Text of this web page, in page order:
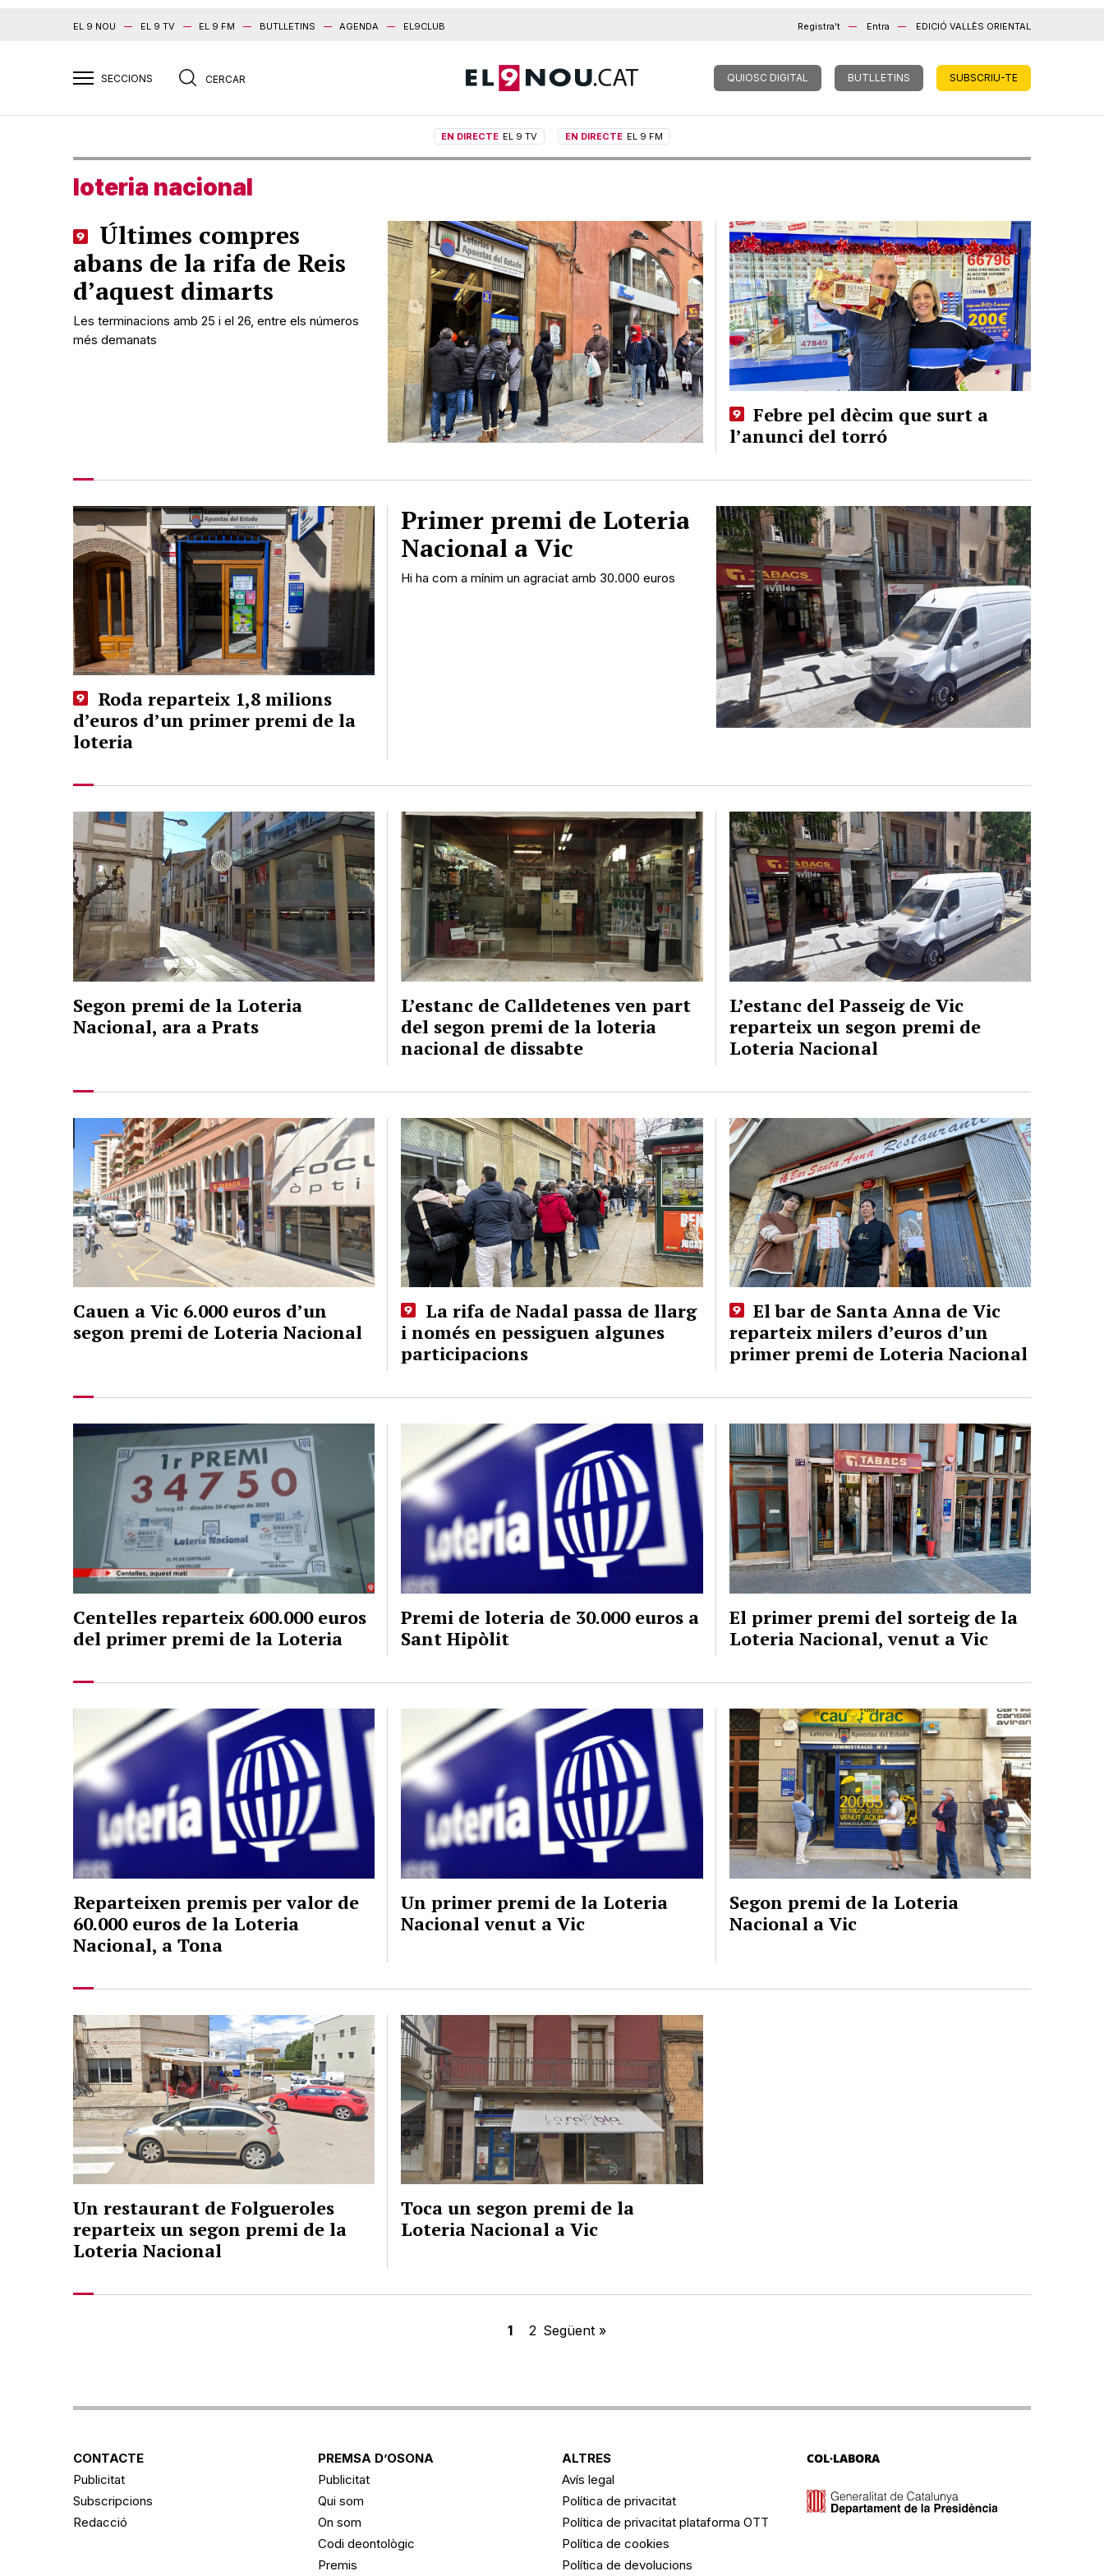
EL 9 NOU EL 9 TV EL 9 FM BUTLLETINS AGENDA EL9CLUB Registra't Entra EDICIÓ VALLÈS ORIENTAL
QUIOSC DIGITAL BUTLLETINS SUBSCRIU-TE
EN DIRECTE EL 9 TV EN DIRECTE EL 9 FM
loteria nacional
Últimes compres
abans de la rifa de Reis
d’aquest dimarts
Les terminacions amb 25 i el 26, entre els números
més demanats
Febre pel dècim que surt a
l’anunci del torró
Roda reparteix 1,8 milions
d’euros d’un primer premi de la
loteria
Primer premi de Loteria
Nacional a Vic
Hi ha com a mínim un agraciat amb 30.000 euros
Segon premi de la Loteria
Nacional, ara a Prats
L’estanc de Calldetenes ven part
del segon premi de la loteria
nacional de dissabte
L’estanc del Passeig de Vic
reparteix un segon premi de
Loteria Nacional
Cauen a Vic 6.000 euros d’un
segon premi de Loteria Nacional
La rifa de Nadal passa de llarg
i només en pessiguen algunes
participacions
El bar de Santa Anna de Vic
reparteix milers d’euros d’un
primer premi de Loteria Nacional
Centelles reparteix 600.000 euros
del primer premi de la Loteria
Premi de loteria de 30.000 euros a
Sant Hipòlit
El primer premi del sorteig de la
Loteria Nacional, venut a Vic
Reparteixen premis per valor de
60.000 euros de la Loteria
Nacional, a Tona
Un primer premi de la Loteria
Nacional venut a Vic
Segon premi de la Loteria
Nacional a Vic
Un restaurant de Folgueroles
reparteix un segon premi de la
Loteria Nacional
Toca un segon premi de la
Loteria Nacional a Vic
1 2 Següent »
CONTACTE
Publicitat
Subscripcions
Redacció
PREMSA D’OSONA
Publicitat
Qui som
On som
Codi deontològic
Premis
ALTRES
Avís legal
Política de privacitat
Política de privacitat plataforma OTT
Política de cookies
Política de devolucions
COL·LABORA